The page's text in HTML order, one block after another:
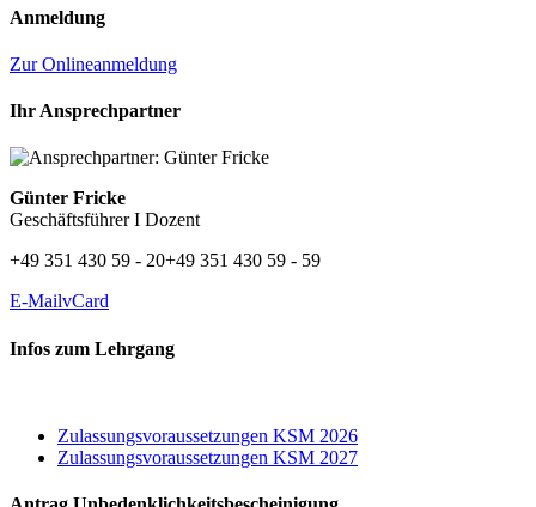
Anmeldung
Zur Onlineanmeldung
Ihr Ansprechpartner
Günter Fricke
Geschäftsführer I Dozent
+49 351 430 59 - 20+49 351 430 59 - 59
E-MailvCard
Infos zum Lehrgang
Zulassungsvoraussetzungen KSM 2026
Zulassungsvoraussetzungen KSM 2027